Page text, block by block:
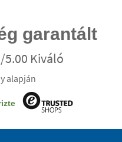
garantált
5.00 Kiváló
alapján